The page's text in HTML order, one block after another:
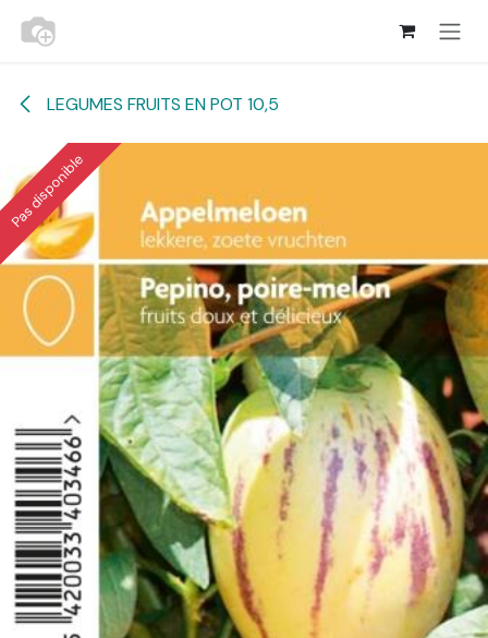
Se rendre au contenu
LEGUMES FRUITS EN POT 10,5
Pas disponible